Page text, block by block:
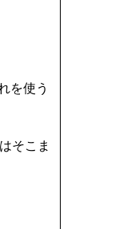
を使う
そこま